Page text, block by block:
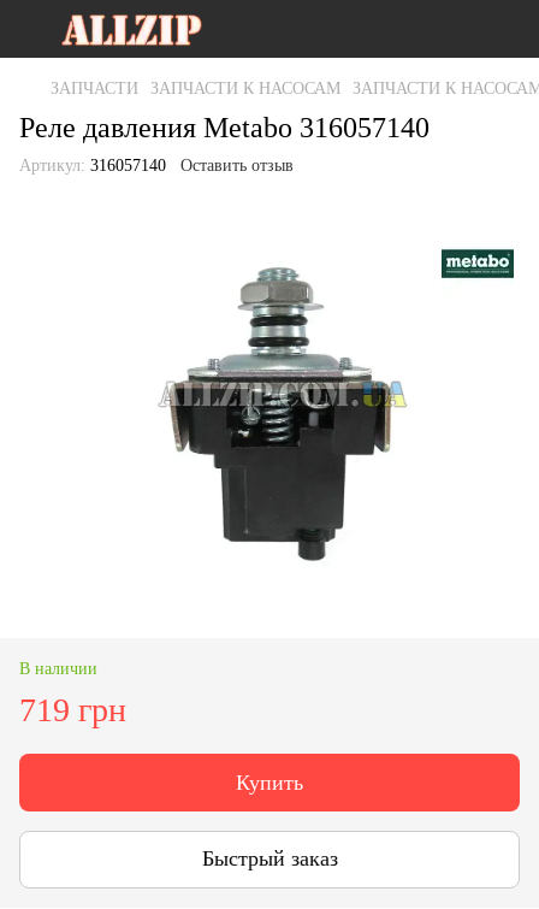
ЗАПЧАСТИ ЗАПЧАСТИ К НАСОСАМ ЗАПЧАСТИ К НАСОСАМ
Реле давления Metabo 316057140
Артикул: 316057140 Оставить отзыв
В наличии
719 грн
Купить
Быстрый заказ